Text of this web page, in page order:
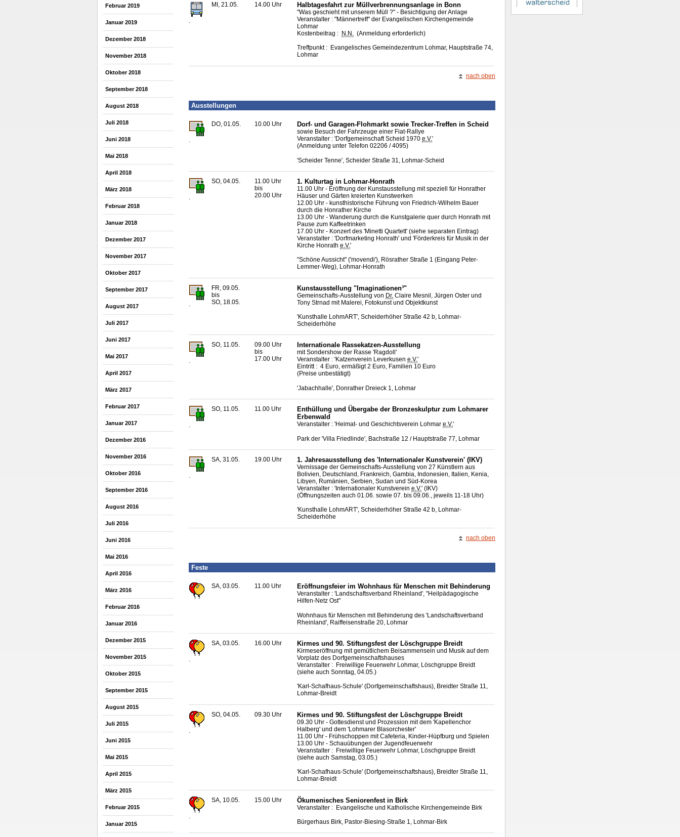
Februar 2019
Januar 2019
Dezember 2018
November 2018
Oktober 2018
September 2018
August 2018
Juli 2018
Juni 2018
Mai 2018
April 2018
März 2018
Februar 2018
Januar 2018
Dezember 2017
November 2017
Oktober 2017
September 2017
August 2017
Juli 2017
Juni 2017
Mai 2017
April 2017
März 2017
Februar 2017
Januar 2017
Dezember 2016
November 2016
Oktober 2016
September 2016
August 2016
Juli 2016
Juni 2016
Mai 2016
April 2016
März 2016
Februar 2016
Januar 2016
Dezember 2015
November 2015
Oktober 2015
September 2015
August 2015
Juli 2015
Juni 2015
Mai 2015
April 2015
März 2015
Februar 2015
Januar 2015
.
MI, 21.05. 14.00 Uhr Halbtagesfahrt zur Müllverbrennungsanlage in Bonn
"Was geschieht mit unserem Müll ?" - Besichtigung der Anlage
Veranstalter : "Männertreff" der Evangelischen Kirchengemeinde
Lohmar
Kostenbeitrag : N.N. (Anmeldung erforderlich)
Treffpunkt : Evangelisches Gemeindezentrum Lohmar, Hauptstraße 74,
Lohmar
nach oben
Ausstellungen
.
DO, 01.05. 10.00 Uhr Dorf- und Garagen-Flohmarkt sowie Trecker-Treffen in Scheid
sowie Besuch der Fahrzeuge einer Fiat-Rallye
Veranstalter : 'Dorfgemeinschaft Scheid 1970 e.V.'
(Anmeldung unter Telefon 02206 / 4095)
'Scheider Tenne', Scheider Straße 31, Lohmar-Scheid
.
SO, 04.05.
11.00 Uhr
bis
20.00 Uhr
1. Kulturtag in Lohmar-Honrath
11.00 Uhr - Eröffnung der Kunstausstellung mit speziell für Honrather
Häuser und Gärten kreierten Kunstwerken
12.00 Uhr - kunsthistorische Führung von Friedrich-Wilhelm Bauer
durch die Honrather Kirche
13.00 Uhr - Wanderung durch die Kunstgalerie quer durch Honrath mit
Pause zum Kaffeetrinken
17.00 Uhr - Konzert des 'Minetti Quartett' (siehe separaten Eintrag)
Veranstalter : 'Dorfmarketing Honrath' und 'Förderkreis für Musik in der
Kirche Honrath e.V.'
"Schöne Aussicht" ('movendi'), Rösrather Straße 1 (Eingang Peter-
Lemmer-Weg), Lohmar-Honrath
FR, 09.05.
bis
SO, 18.05.
Kunstausstellung "Imaginationen³"
Gemeinschafts-Ausstellung von Dr. Claire Mesnil, Jürgen Oster und
Tony Strnad mit Malerei, Fotokunst und Objektkunst
'Kunsthalle LohmART', Scheiderhöher Straße 42 b, Lohmar-
Scheiderhöhe
.
SO, 11.05.
09.00 Uhr
bis
17.00 Uhr
Internationale Rassekatzen-Ausstellung
mit Sondershow der Rasse 'Ragdoll '
Veranstalter : 'Katzenverein Leverkusen e.V.'
Eintritt : 4 Euro, ermäßigt 2 Euro, Familien 10 Euro
(Preise unbestätigt)
'Jabachhalle', Donrather Dreieck 1, Lohmar
.
SO, 11.05. 11.00 Uhr
Enthüllung und Übergabe der Bronzeskulptur zum Lohmarer
Erbenwald
Veranstalter : 'Heimat- und Geschichtsverein Lohmar e.V.'
Park der 'Villa Friedlinde', Bachstraße 12 / Hauptstraße 77, Lohmar
.
SA, 31.05. 19.00 Uhr 1. Jahresausstellung des 'Internationaler Kunstverein' (IKV)
Vernissage der Gemeinschafts-Ausstellung von 27 Künstlern aus
Bolivien, Deutschland, Frankreich, Gambia, Indonesien, Italien, Kenia,
Libyen, Rumänien, Serbien, Sudan und Süd-Korea
Veranstalter : 'Internationaler Kunstverein e.V.' (IKV)
(Öffnungszeiten auch 01.06. sowie 07. bis 09.06., jeweils 11-18 Uhr)
'Kunsthalle LohmART', Scheiderhöher Straße 42 b, Lohmar-
Scheiderhöhe
nach oben
Feste
SA, 03.05. 11.00 Uhr Eröffnungsfeier im Wohnhaus für Menschen mit Behinderung
Veranstalter : 'Landschaftsverband Rheinland', "Heilpädagogische
Hilfen-Netz Ost"
Wohnhaus für Menschen mit Behinderung des 'Landschaftsverband
Rheinland', Raiffeisenstraße 20, Lohmar
.
SA, 03.05. 16.00 Uhr Kirmes und 90. Stiftungsfest der Löschgruppe Breidt
Kirmeseröffnung mit gemütlichem Beisammensein und Musik auf dem
Vorplatz des Dorfgemeinschaftshauses
Veranstalter : Freiwillige Feuerwehr Lohmar, Löschgruppe Breidt
(siehe auch Sonntag, 04.05.)
'Karl-Schafhaus-Schule' (Dorfgemeinschaftshaus), Breidter Straße 11,
Lohmar-Breidt
SO, 04.05. 09.30 Uhr Kirmes und 90. Stiftungsfest der Löschgruppe Breidt
09.30 Uhr - Gottesdienst und Prozession mit dem 'Kapellenchor
Halberg' und dem 'Lohmarer Blasorchester'
11.00 Uhr - Frühschoppen mit Cafeteria, Kinder-Hüpfburg und Spielen
13.00 Uhr - Schauübungen der Jugendfeuerwehr
Veranstalter : Freiwillige Feuerwehr Lohmar, Löschgruppe Breidt
(siehe auch Samstag, 03.05.)
'Karl-Schafhaus-Schule' (Dorfgemeinschaftshaus), Breidter Straße 11,
Lohmar-Breidt
SA, 10.05. 15.00 Uhr Ökumenisches Seniorenfest in Birk
Veranstalter : Evangelische und Katholische Kirchengemeinde Birk
Bürgerhaus Birk, Pastor-Biesing-Straße 1, Lohmar-Birk